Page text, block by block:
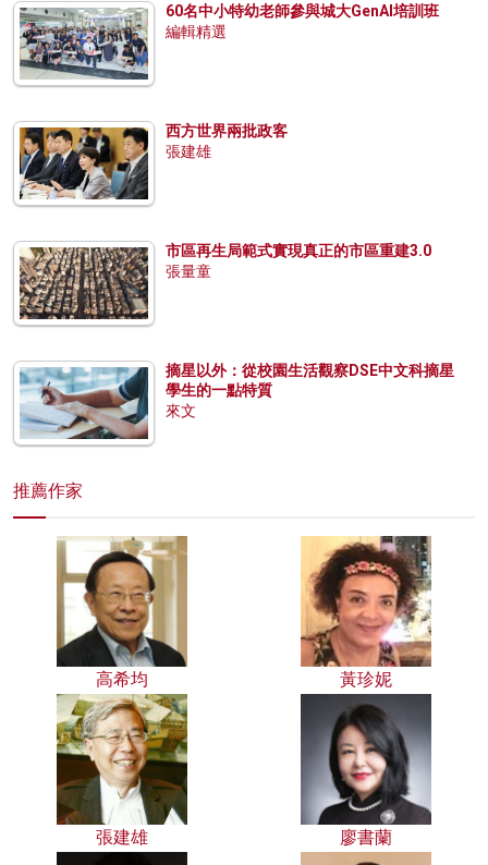
60名中小特幼老師參與城大GenAI培訓班
編輯精選
西方世界兩批政客
張建雄
市區再生局範式實現真正的市區重建3.0
張量童
摘星以外：從校園生活觀察DSE中文科摘星
學生的一點特質
來文
推薦作家
高希均 黃珍妮
張建雄 廖書蘭